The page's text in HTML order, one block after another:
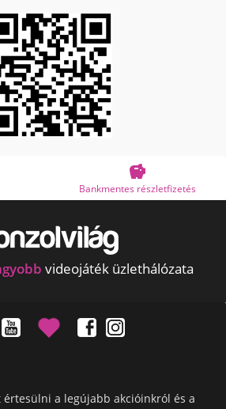

Bankmentes részletfizetés
videojáték üzlethálózata
értesülni a legújabb akcióinkról és a